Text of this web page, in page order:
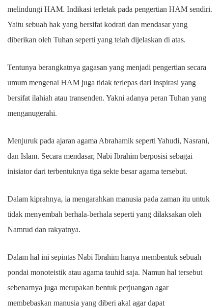
melindungi HAM. Indikasi terletak pada pengertian HAM sendiri.
Yaitu sebuah hak yang bersifat kodrati dan mendasar yang
diberikan oleh Tuhan seperti yang telah dijelaskan di atas.
Tentunya berangkatnya gagasan yang menjadi pengertian secara
umum mengenai HAM juga tidak terlepas dari inspirasi yang
bersifat ilahiah atau transenden. Yakni adanya peran Tuhan yang
menganugerahi.
Menjuruk pada ajaran agama Abrahamik seperti Yahudi, Nasrani,
dan Islam. Secara mendasar, Nabi Ibrahim berposisi sebagai
inisiator dari terbentuknya tiga sekte besar agama tersebut.
Dalam kiprahnya, ia mengarahkan manusia pada zaman itu untuk
tidak menyembah berhala-berhala seperti yang dilaksakan oleh
Namrud dan rakyatnya.
Dalam hal ini sepintas Nabi Ibrahim hanya membentuk sebuah
pondai monoteistik atau agama tauhid saja. Namun hal tersebut
sebenarnya juga merupakan bentuk perjuangan agar
membebaskan manusia yang diberi akal agar dapat